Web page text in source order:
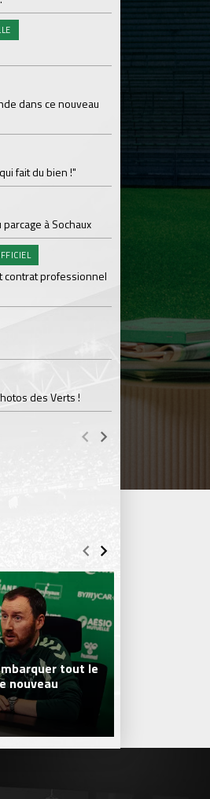
dans ce nouveau
fait du bien !"
à Sochaux
contrat professionnel
des Verts !
Le programme de
Lundi 03 Août
Parcage complet
Lundi 03 Août
Dimanche 02 Août
Le point sur
Ian Cathro : "La
Une victoire
Samedi 01 Août
ASSE - Venise en
Samedi 01 Août
tout le
nouveau